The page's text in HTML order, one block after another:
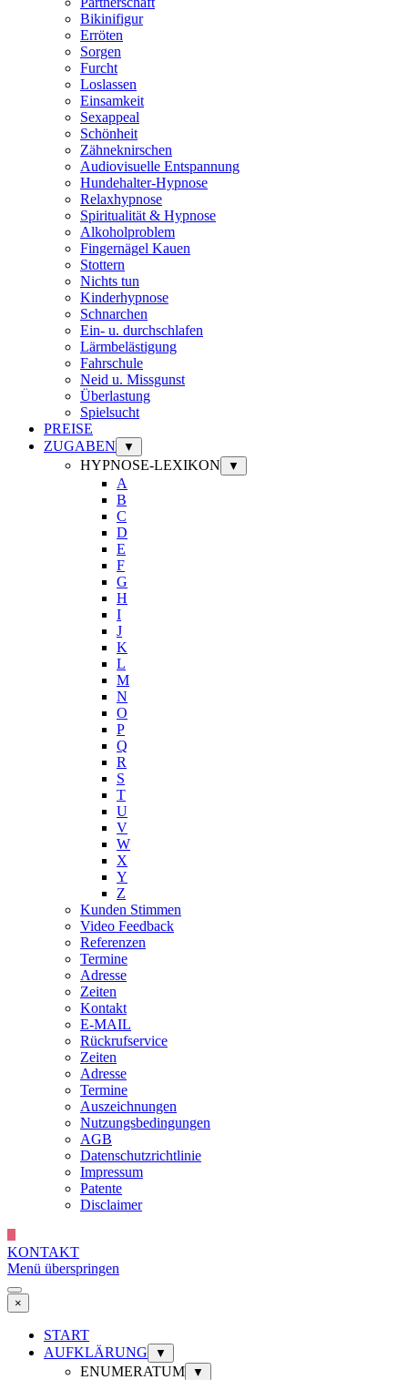
Bikinifigur
Erröten
Sorgen
Furcht
Loslassen
Einsamkeit
Sexappeal
Schönheit
Zähneknirschen
Audiovisuelle Entspannung
Hundehalter-Hypnose
Relaxhypnose
Spiritualität & Hypnose
Alkoholproblem
Fingernägel Kauen
Stottern
Nichts tun
Kinderhypnose
Schnarchen
Ein- u. durchschlafen
Lärmbelästigung
Fahrschule
Neid u. Missgunst
Überlastung
Spielsucht
PREISE
ZUGABEN
▼
HYPNOSE-LEXIKON ▼
A
B
C
D
E
F
G
H
I
J
K
L
M
N
O
P
Q
R
S
T
U
V
W
X
Y
Z
Kunden Stimmen
Video Feedback
Referenzen
Termine
Adresse
Zeiten
Kontakt
E-MAIL
Rückrufservice
Zeiten
Adresse
Termine
Auszeichnungen
Nutzungsbedingungen
AGB
Datenschutzrichtlinie
Impressum
Patente
Disclaimer
KONTAKT
Menü überspringen
×
START
AUFKLÄRUNG
▼
ENUMERATUM ▼